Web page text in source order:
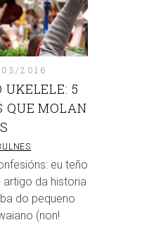
2016
UKELELE: 5
QUE MOLAN
eu teño
artigo da historia
do pequeno
(non!